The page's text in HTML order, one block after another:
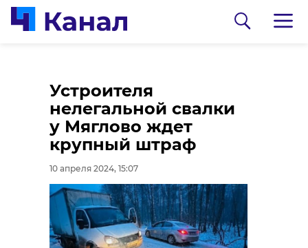
Устроителя
нелегальной свалки
у Мяглово ждет
крупный штраф
10 апреля 2024, 15:07
0:00 / 0:00
Видео: "Доброволец.ЛО/ВКонтакте"
0:00 / 0:00
Видео: Официальный телеграм-канал
прокуратуры г. Санкт-Петербурга